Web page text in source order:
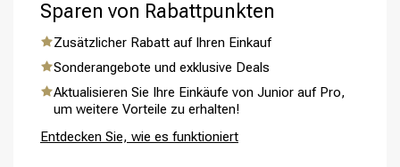
Umformung CombiDeals
Sparen von Rabattpunkten
Zusätzlicher Rabatt auf Ihren Einkauf
Sonderangebote und exklusive Deals
Aktualisieren Sie Ihre Einkäufe von Junior auf Pro,
um weitere Vorteile zu erhalten!
Entdecken Sie, wie es funktioniert